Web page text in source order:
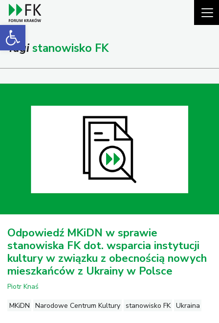
Open toolbar
Tagistanowisko FK
Odpowiedź MKiDN w sprawie
stanowiska FK dot. wsparcia instytucji
kultury w związku z obecnością nowych
mieszkańców z Ukrainy w Polsce
Piotr Knaś
MKiDN Narodowe Centrum Kultury stanowisko FK Ukraina